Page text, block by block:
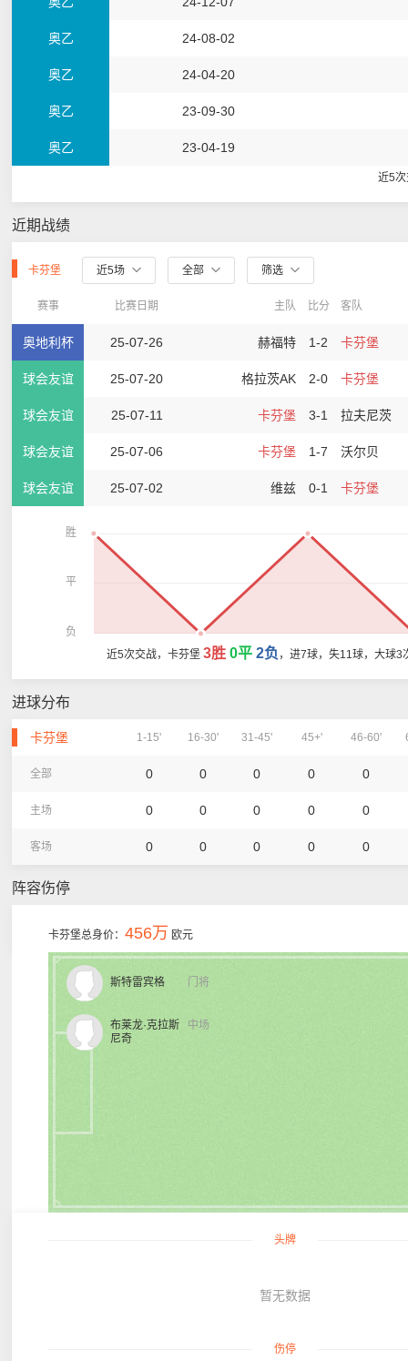
奥乙 24-08-02
奥乙 24-04-20
奥乙 23-09-30
奥乙 23-04-19
近5
近期战绩
卡芬堡 近5场 全部 筛选
赛事 比赛日期 主队 比分 客队
奥地利杯 25-07-26 赫福特 1-2 卡芬堡
球会友谊 25-07-20 格拉茨AK 2-0 卡芬堡
球会友谊 25-07-11 卡芬堡 3-1 拉夫尼茨
球会友谊 25-07-06 卡芬堡 1-7 沃尔贝
球会友谊 25-07-02 维兹 0-1 卡芬堡
胜
平
负
近5次交战，卡芬堡 3胜 0平 2负 ，进7球，失11球，大球3
进球分布
卡芬堡 1-15' 16-30' 31-45' 45+' 46-60'
全部 0 0 0 0 0
主场 0 0 0 0 0
客场 0 0 0 0 0
阵容伤停
卡芬堡总身价： 456万 欧元
门将
斯特雷宾格
中场
布莱龙·克拉斯
尼奇
头牌
暂无数据
伤停